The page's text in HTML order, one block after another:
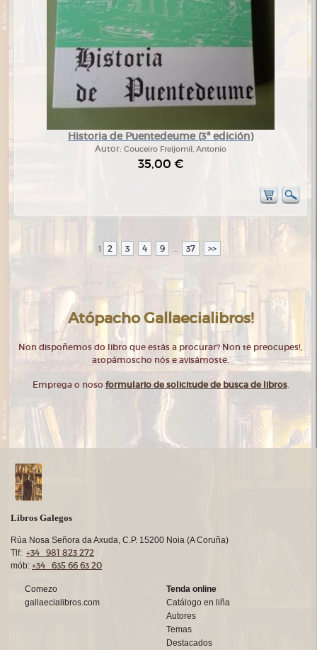
Historia de Puentedeume (3ª edición)
Autor: Couceiro Freijomil, Antonio
35,00 €
1 2 3 4 9 ... 37 >>
Atópacho Gallaecialibros!
Non dispoñemos do libro que estás a procurar? Non te preocupes!,
atopámoscho nós e avisámoste.
Emprega o noso formulario de solicitude de busca de libros.
Libros Galegos
Rúa Nosa Señora da Axuda, C.P. 15200 Noia (A Coruña)
Tlf: +34 981 823 272
mób: +34 635 66 63 20
Comezo
gallaecialibros.com
Tenda online
Catálogo en liña
Autores
Temas
Destacados